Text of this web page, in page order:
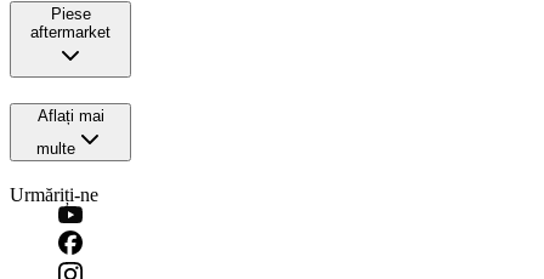
Piese
aftermarket
Aflați mai
multe
Urmăriți-ne